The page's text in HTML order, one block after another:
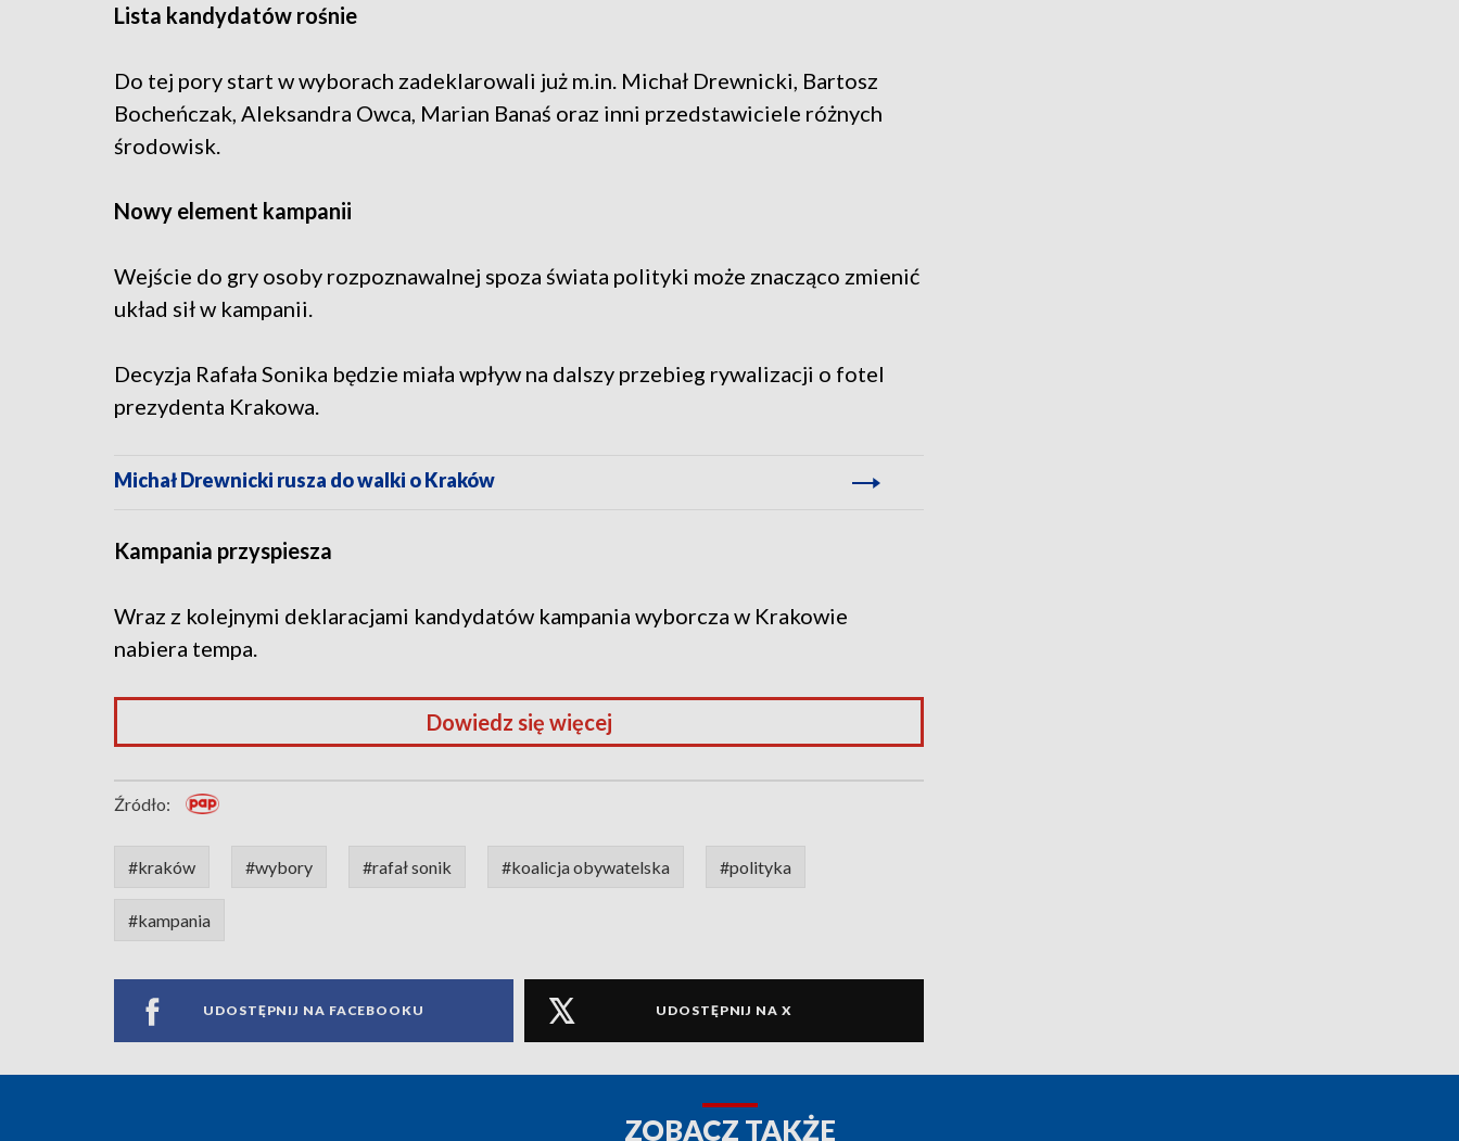
Lista kandydatów rośnie
Do tej pory start w wyborach zadeklarowali już m.in. Michał Drewnicki, Bartosz
Bocheńczak, Aleksandra Owca, Marian Banaś oraz inni przedstawiciele różnych
środowisk.
Nowy element kampanii
Wejście do gry osoby rozpoznawalnej spoza świata polityki może znacząco zmienić
układ sił w kampanii.
Decyzja Rafała Sonika będzie miała wpływ na dalszy przebieg rywalizacji o fotel
prezydenta Krakowa.
Michał Drewnicki rusza do walki o Kraków
Kampania przyspiesza
Wraz z kolejnymi deklaracjami kandydatów kampania wyborcza w Krakowie
nabiera tempa.
Dowiedz się więcej
Źródło:
#kraków #wybory #rafał sonik #koalicja obywatelska #polityka
#kampania
UDOSTĘPNIJ NA FACEBOOKU UDOSTĘPNIJ NA X
ZOBACZ TAKŻE